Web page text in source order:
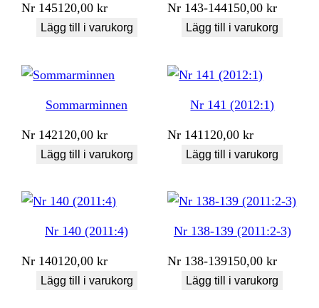
Nr 145120,00kr
Lägg till i varukorg
Nr 143-144150,00kr
Lägg till i varukorg
Sommarminnen
Nr 142120,00kr
Lägg till i varukorg
Nr 141 (2012:1)
Nr 141 120,00kr
Lägg till i varukorg
Nr 140 (2011:4)
Nr 140120,00kr
Lägg till i varukorg
Nr 138-139 (2011:2-3)
Nr 138-139150,00kr
Lägg till i varukorg